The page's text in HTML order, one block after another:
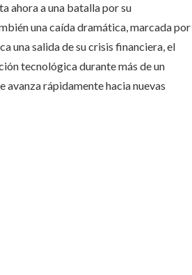
ahora a una batalla por su
una caída dramática, marcada por
una salida de su crisis financiera, el
tecnológica durante más de un
avanza rápidamente hacia nuevas